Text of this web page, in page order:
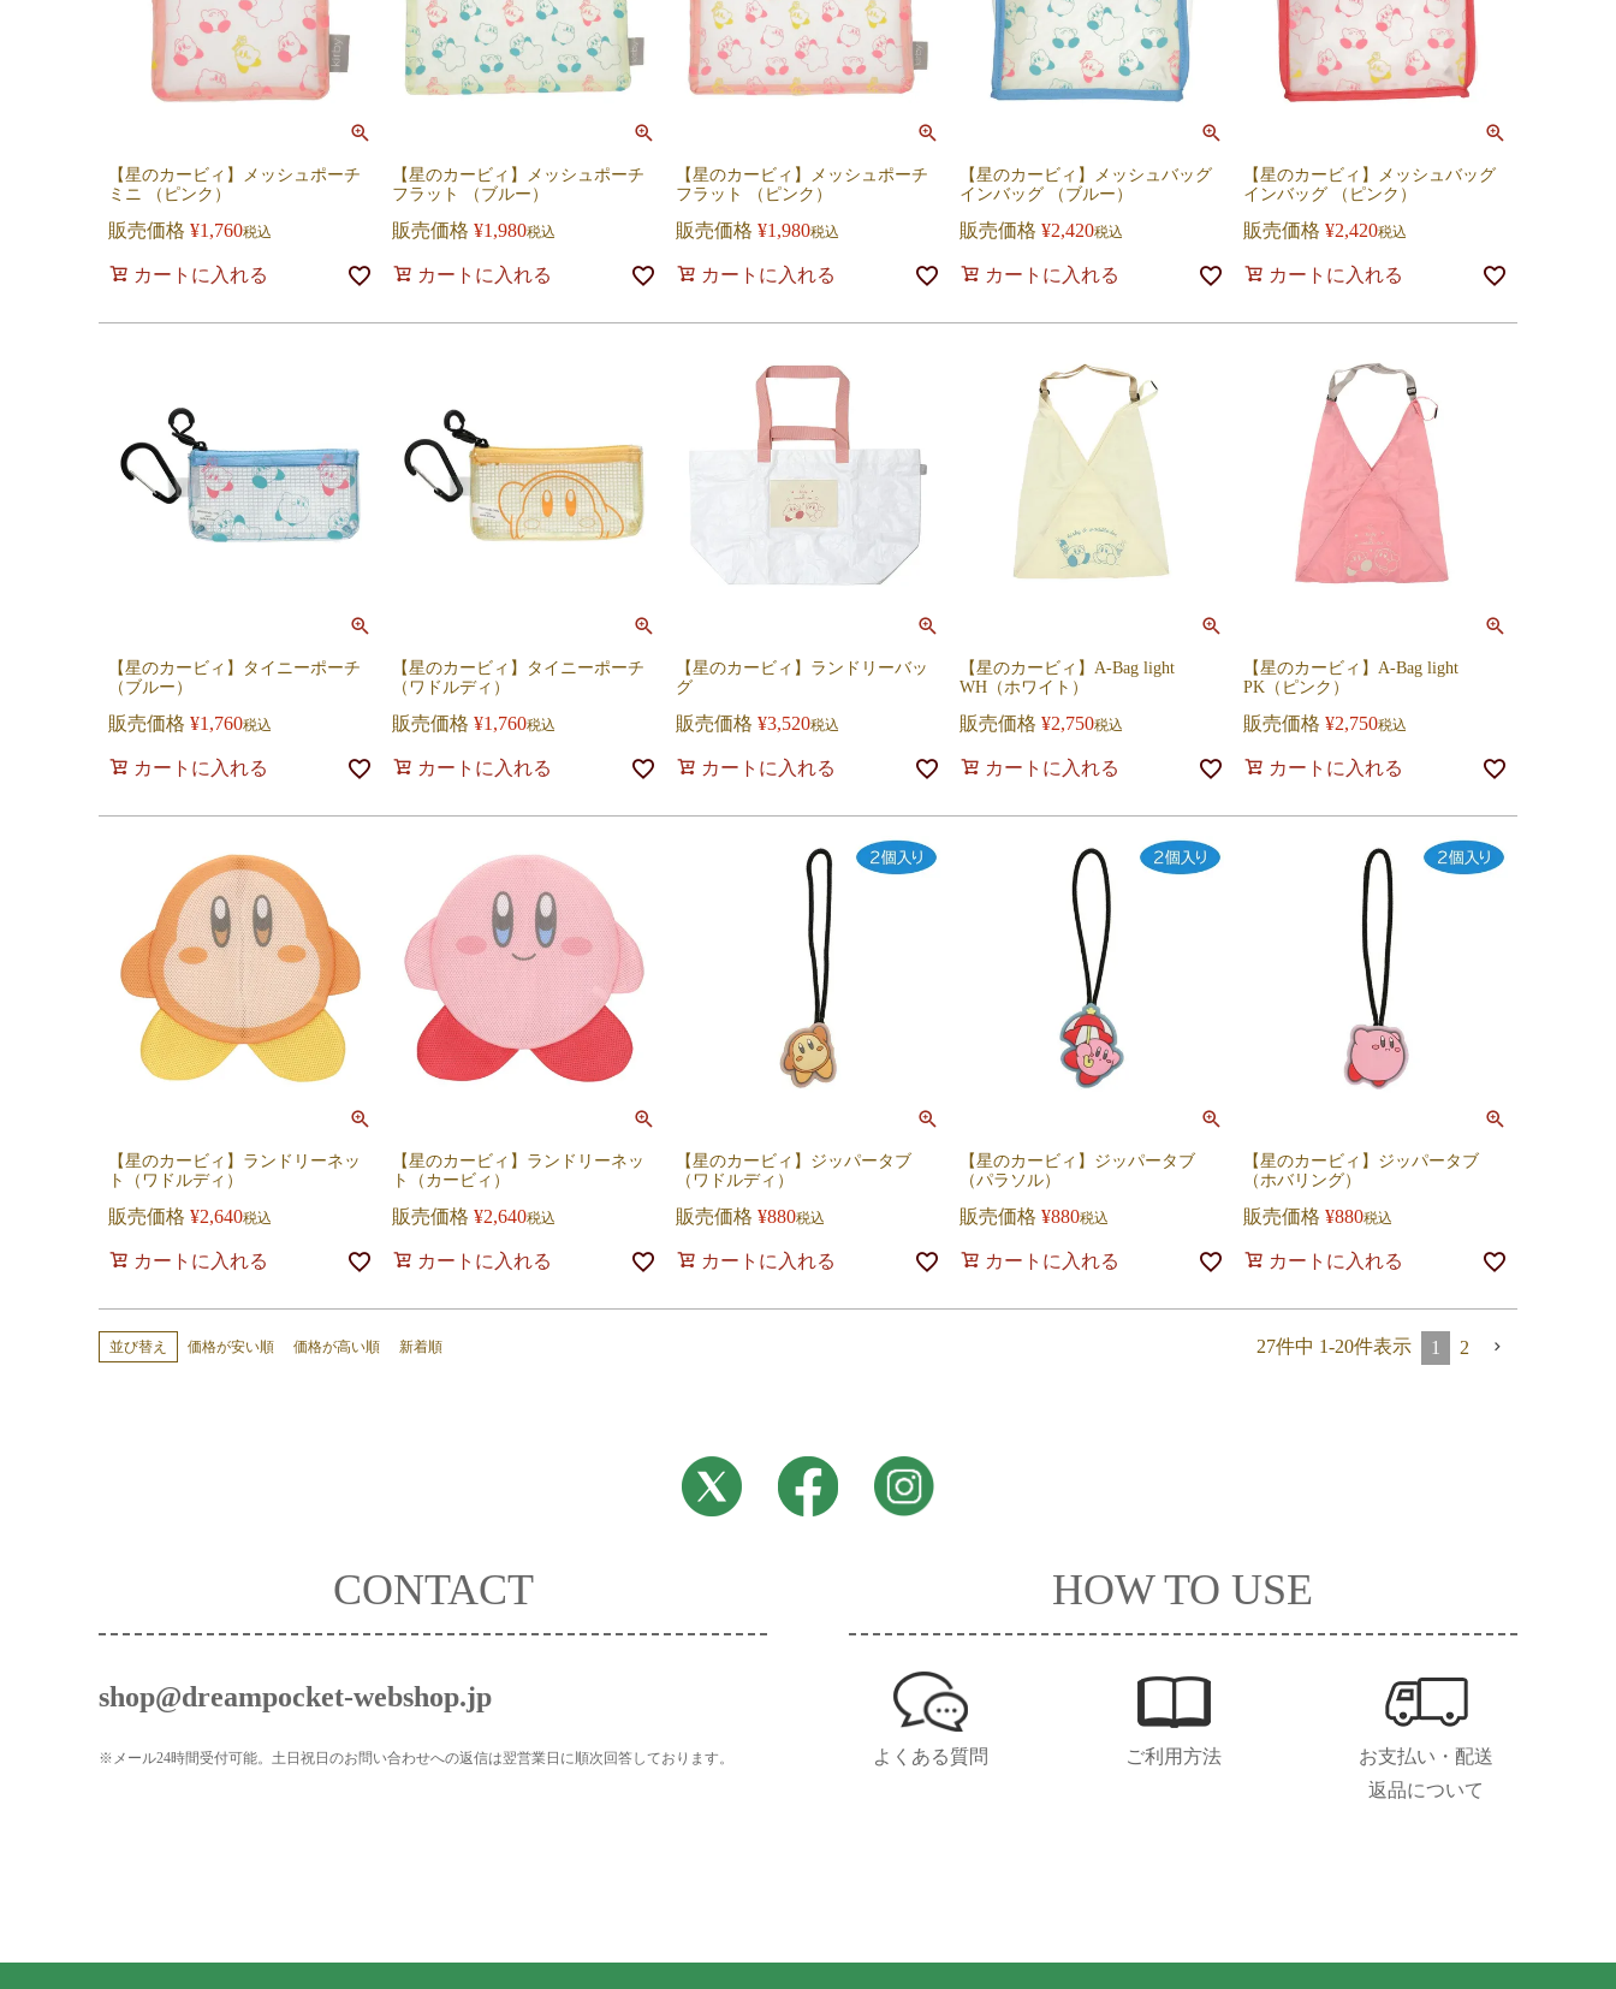
【星のカービィ】メッシュポーチ
ミニ （ピンク）
販売価格 ¥1,760税込
カートに入れる
【星のカービィ】メッシュポーチ
フラット （ブルー）
販売価格 ¥1,980税込
カートに入れる
【星のカービィ】メッシュポーチ
フラット （ピンク）
販売価格 ¥1,980税込
カートに入れる
【星のカービィ】メッシュバッグ
インバッグ （ブルー）
販売価格 ¥2,420税込
カートに入れる
【星のカービィ】メッシュバッグ
インバッグ （ピンク）
販売価格 ¥2,420税込
カートに入れる
【星のカービィ】タイニーポーチ
（ブルー）
販売価格 ¥1,760税込
カートに入れる
【星のカービィ】タイニーポーチ
（ワドルディ）
販売価格 ¥1,760税込
カートに入れる
【星のカービィ】ランドリーバッ
グ
販売価格 ¥3,520税込
カートに入れる
【星のカービィ】A-Bag light
WH（ホワイト）
販売価格 ¥2,750税込
カートに入れる
【星のカービィ】A-Bag light
PK（ピンク）
販売価格 ¥2,750税込
カートに入れる
【星のカービィ】ランドリーネッ
ト（ワドルディ）
販売価格 ¥2,640税込
カートに入れる
【星のカービィ】ランドリーネッ
ト（カービィ）
販売価格 ¥2,640税込
カートに入れる
【星のカービィ】ジッパータブ
（ワドルディ）
販売価格 ¥880税込
カートに入れる
【星のカービィ】ジッパータブ
（パラソル）
販売価格 ¥880税込
カートに入れる
【星のカービィ】ジッパータブ
（ホバリング）
販売価格 ¥880税込
カートに入れる
並び替え 価格が安い順 価格が高い順 新着順 27件中 1-20件表示 1 2
CONTACT
shop@dreampocket-webshop.jp
※メール24時間受付可能。土日祝日のお問い合わせへの返信は翌営業日に順次回答しております。
HOW TO USE
よくある質問 ご利用方法
お支払い・配送
返品について